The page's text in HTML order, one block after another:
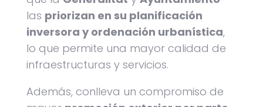
las priorizan en su planificación
inversora y ordenación urbanística,
lo que permite una mayor calidad de
infraestructuras y servicios.
Además, conlleva un compromiso de